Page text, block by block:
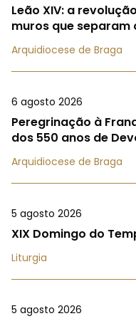
Leão XIV: a
muros que separam
Arquidiocese de Braga
6 agosto 2026
Peregrinação à
dos 550 anos de
Arquidiocese de Braga
5 agosto 2026
XIX Domingo do
Liturgia
5 agosto 2026